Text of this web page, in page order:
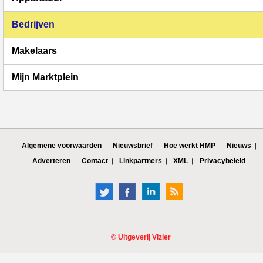
Bedrijven
Makelaars
Mijn Marktplein
Algemene voorwaarden Nieuwsbrief Hoe werkt HMP
Nieuws
Adverteren
Contact Linkpartners XML Privacybeleid
© Uitgeverij Vizier